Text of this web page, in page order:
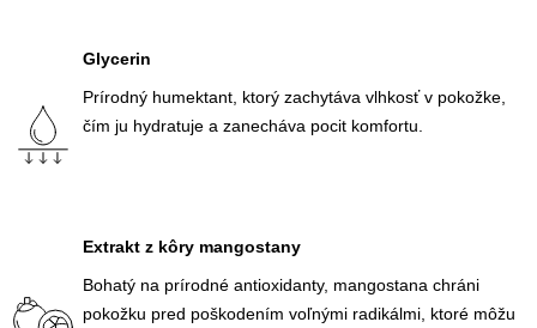
Glycerin
Prírodný humektant, ktorý zachytáva vlhkosť v pokožke,
čím ju hydratuje a zanecháva pocit komfortu.
Extrakt z kôry mangostany
Bohatý na prírodné antioxidanty, mangostana chráni
pokožku pred poškodením voľnými radikálmi, ktoré môžu